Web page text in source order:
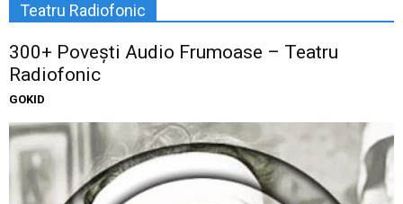
Teatru Radiofonic
300+ Povești Audio Frumoase – Teatru
Radiofonic
GOKID